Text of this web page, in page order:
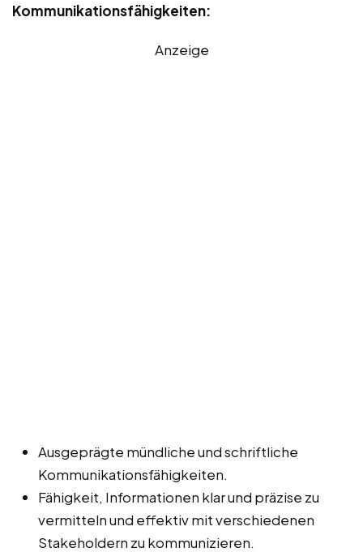
Kommunikationsfähigkeiten:
Anzeige
Ausgeprägte mündliche und schriftliche
Kommunikationsfähigkeiten.
Fähigkeit, Informationen klar und präzise zu
vermitteln und effektiv mit verschiedenen
Stakeholdern zu kommunizieren.